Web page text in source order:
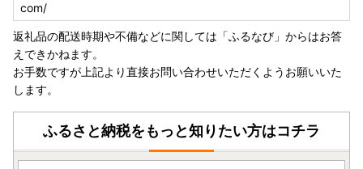
com/
返礼品の配送時期や不備などに関しては「ふるなび」からはお答
えできかねます。
お手数ですが上記より直接お問い合わせいただくようお願いいた
します。
ふるさと納税をもっと知りたい方はコチラ